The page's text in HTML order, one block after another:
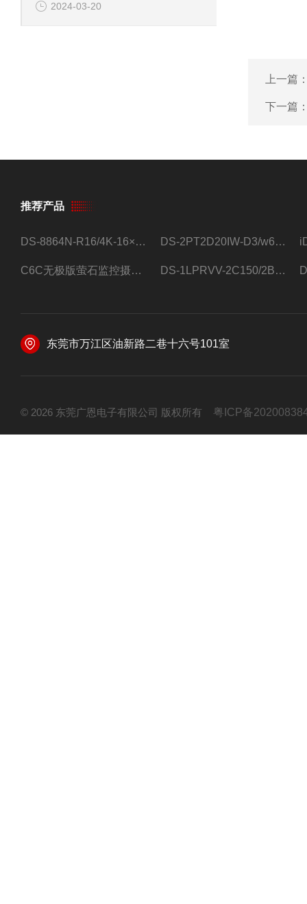
2024-03-20
上一篇
下一篇
推荐产品
DS-8864N-R16/4K-16×4T/希捷16盘位录像机 DS-2PT2D20IW-D3/w64路高清硬盘录像机
C6C无极版萤石监控摄像头 DS-1LPRVV-2C150/2B监控室外夜视高清电源线护套线200米/卷
东莞市万江区油新路二巷十六号101室
© 2026 东莞广恩电子有限公司 版权所有 粤ICP备